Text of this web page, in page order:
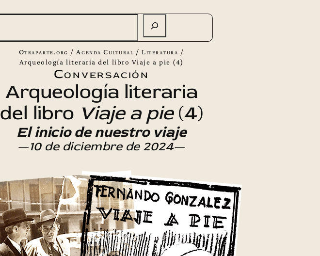
Otraparte.org / Agenda Cultural /Literatura /
Arqueología literaria del libro Viaje a pie (4)
Conversación
Arqueología literaria
del libro Viaje a pie(4)
El inicio de nuestro viaje
—10 de diciembre de 2024—